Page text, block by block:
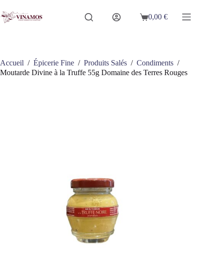
au
contenu
Panier
0,00€
Accueil / Épicerie Fine / Produits Salés / Condiments /
Moutarde Divine à la Truffe 55g Domaine des Terres Rouges